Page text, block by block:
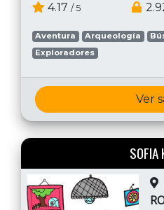
4.17 / 5
Aventura Arqueología
Exploradores
Ver
SOFIA